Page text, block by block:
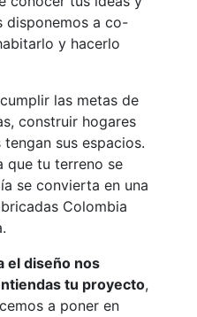
disponemos a co-
y hacerlo
las metas de
construir hogares
sus espacios.
que tu terreno se
se convierta en una
Colombia
el diseño nos
tu proyecto,
a poner en